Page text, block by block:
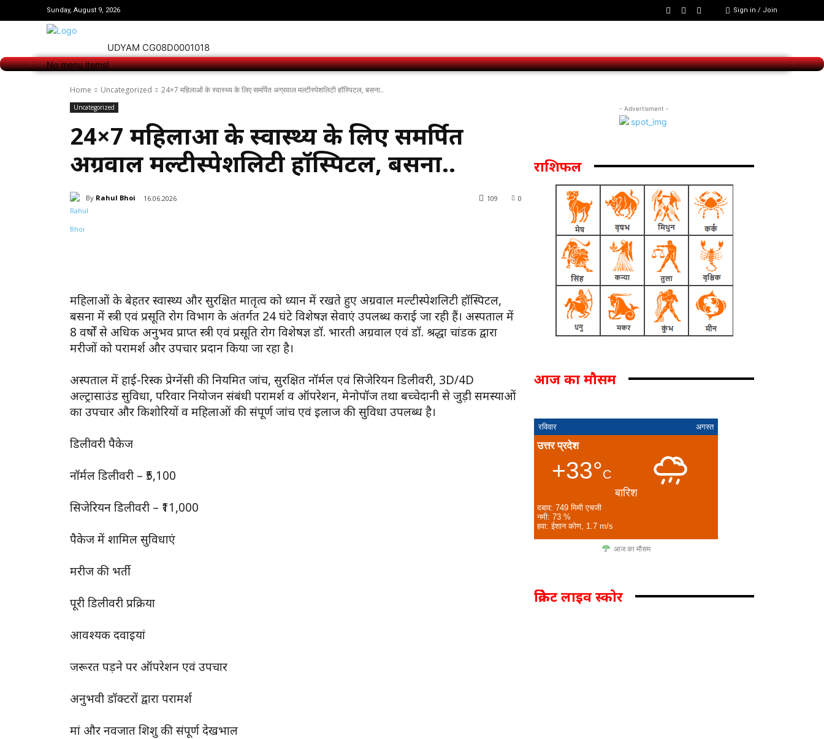
Sunday, August 9, 2026 Sign in / Join
UDYAM CG08D0001018
No menu items!
Home Uncategorized 24×7 महिलाओं के स्वास्थ्य के लिए समर्पित अग्रवाल मल्टीस्पेशलिटी हॉस्पिटल, बसना..
Uncategorized
24×7 महिलाओं के स्वास्थ्य के लिए समर्पित
अग्रवाल मल्टीस्पेशलिटी हॉस्पिटल, बसना..
By Rahul Bhoi 16.06.2026 0
109
महिलाओं के बेहतर स्वास्थ्य और सुरक्षित मातृत्व को ध्यान में रखते हुए अग्रवाल मल्टीस्पेशलिटी हॉस्पिटल,
बसना में स्त्री एवं प्रसूति रोग विभाग के अंतर्गत 24 घंटे विशेषज्ञ सेवाएं उपलब्ध कराई जा रही हैं। अस्पताल में
8 वर्षों से अधिक अनुभव प्राप्त स्त्री एवं प्रसूति रोग विशेषज्ञ डॉ. भारती अग्रवाल एवं डॉ. श्रद्धा चांडक द्वारा
मरीजों को परामर्श और उपचार प्रदान किया जा रहा है।
अस्पताल में हाई-रिस्क प्रेग्नेंसी की नियमित जांच, सुरक्षित नॉर्मल एवं सिजेरियन डिलीवरी, 3D/4D
अल्ट्रासाउंड सुविधा, परिवार नियोजन संबंधी परामर्श व ऑपरेशन, मेनोपॉज तथा बच्चेदानी से जुड़ी समस्याओं
का उपचार और किशोरियों व महिलाओं की संपूर्ण जांच एवं इलाज की सुविधा उपलब्ध है।
डिलीवरी पैकेज
नॉर्मल डिलीवरी – ₹5,100
सिजेरियन डिलीवरी – ₹11,000
पैकेज में शामिल सुविधाएं
मरीज की भर्ती
पूरी डिलीवरी प्रक्रिया
आवश्यक दवाइयां
जरूरत पड़ने पर ऑपरेशन एवं उपचार
अनुभवी डॉक्टरों द्वारा परामर्श
मां और नवजात शिशु की संपूर्ण देखभाल
- Advertisment -
राशिफल
आज का मौसम
रविवार अगस्त
उत्तर प्रदेश
+33°C
बारिश
दबाव: 749 मिमी एचजी
नमी: 73 %
हवा: ईशान कोण, 1.7 m/s
आज का मौसम
क्रिकेट लाइव स्कोर